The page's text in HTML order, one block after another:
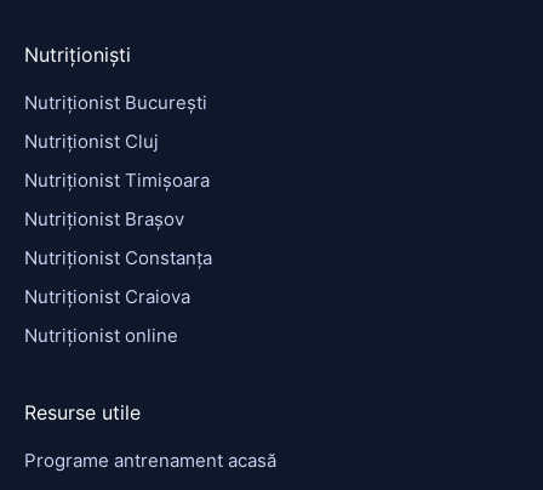
Nutriționiști
Nutriționist București
Nutriționist Cluj
Nutriționist Timișoara
Nutriționist Brașov
Nutriționist Constanța
Nutriționist Craiova
Nutriționist online
Resurse utile
Programe antrenament acasă